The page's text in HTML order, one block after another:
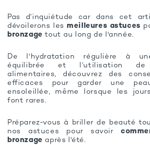
Pas d’inquiétude car dans cet
dévoilerons lesmeilleures astuces
bronzage tout au long de l'année.
De l'hydratation régulière à
équilibrée et l’utilisation de
alimentaires, découvrez des
efficaces pour garder une
ensoleillée, même lorsque les
font rares.
Préparez-vous à briller de beauté
nos astuces pour savoir
bronzage après l'été.